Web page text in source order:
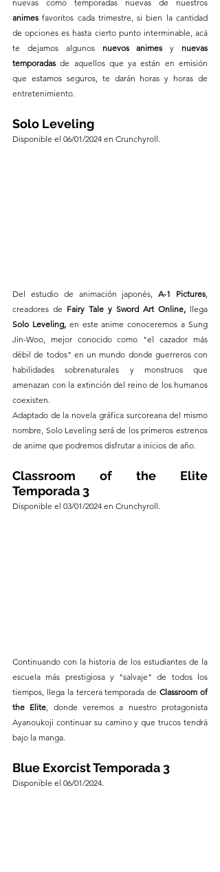
animes favoritos cada trimestre, si bien la cantidad
de opciones es hasta cierto punto interminable, acá
te dejamos algunos nuevos animes y nuevas
temporadas de aquellos que ya están en emisión
que estamos seguros, te darán horas y horas de
entretenimiento.
Solo Leveling
Disponible el 06/01/2024 en Crunchyroll.
Del estudio de animación japonés, A-1 Pictures,
creadores de Fairy Tale y Sword Art Online, llega
Solo Leveling, en este anime conoceremos a Sung
Jin-Woo, mejor conocido como "el cazador más
débil de todos" en un mundo donde guerreros con
habilidades sobrenaturales y monstruos que
amenazan con la extinción del reino de los humanos
coexisten.
Adaptado de la novela gráfica surcoreana del mismo
nombre, Solo Leveling será de los primeros estrenos
de anime que podremos disfrutar a inicios de año.
Classroom of the Elite
Temporada 3
Disponible el 03/01/2024 en Crunchyroll.
Continuando con la historia de los estudiantes de la
escuela más prestigiosa y "salvaje" de todos los
tiempos, llega la tercera temporada de Classroom of
the Elite, donde veremos a nuestro protagonista
Ayanoukoji continuar su camino y que trucos tendrá
bajo la manga.
Blue Exorcist Temporada 3
Disponible el 06/01/2024.